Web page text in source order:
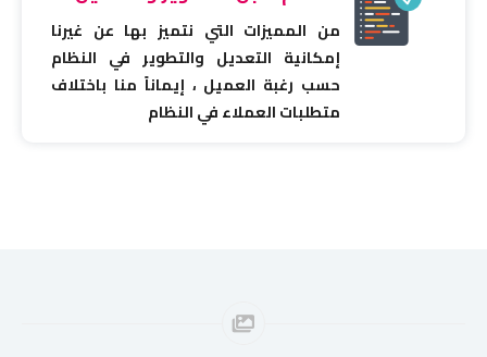
من المميزات التي نتميز بها عن غيرنا
إمكانية التعديل والتطوير في النظام
حسب رغبة العميل ، إيماناً منا باختلاف
متطلبات العملاء في النظام